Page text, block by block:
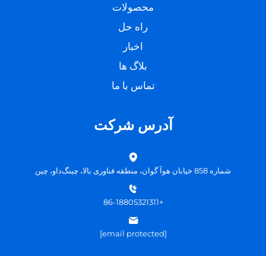
محصولات
راه حل
اخبار
بلاگ ها
تماس با ما
آدرس شرکت
شماره 858 خیابان هوآ گوان، منطقه فناوری بالا، چینگ‌داو، چین
+86-18805321311
[email protected]